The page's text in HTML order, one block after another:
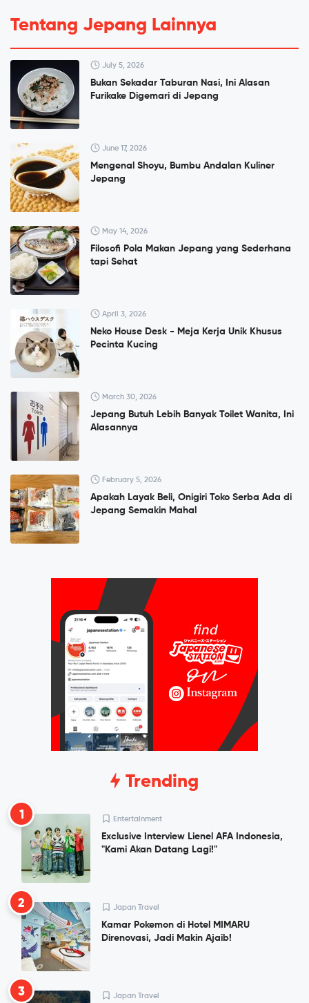
Tentang Jepang Lainnya
July 5, 2026
Bukan Sekadar Taburan Nasi, Ini Alasan
Furikake Digemari di Jepang
June 17, 2026
Mengenal Shoyu, Bumbu Andalan Kuliner
Jepang
May 14, 2026
Filosofi Pola Makan Jepang yang Sederhana
tapi Sehat
April 3, 2026
Neko House Desk - Meja Kerja Unik Khusus
Pecinta Kucing
March 30, 2026
Jepang Butuh Lebih Banyak Toilet Wanita, Ini
Alasannya
February 5, 2026
Apakah Layak Beli, Onigiri Toko Serba Ada di
Jepang Semakin Mahal
Trending
1 Entertainment
Exclusive Interview Lienel AFA Indonesia,
"Kami Akan Datang Lagi!"
2 Japan Travel
Kamar Pokemon di Hotel MIMARU
Direnovasi, Jadi Makin Ajaib!
3 Japan Travel